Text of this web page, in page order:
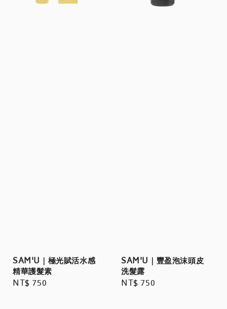
SAM'U｜極光賦活水感
精華護髮素
Regular
NT$ 750
SAM'U｜豐盈泡沫頭皮
洗髮露
Regular
NT$ 750